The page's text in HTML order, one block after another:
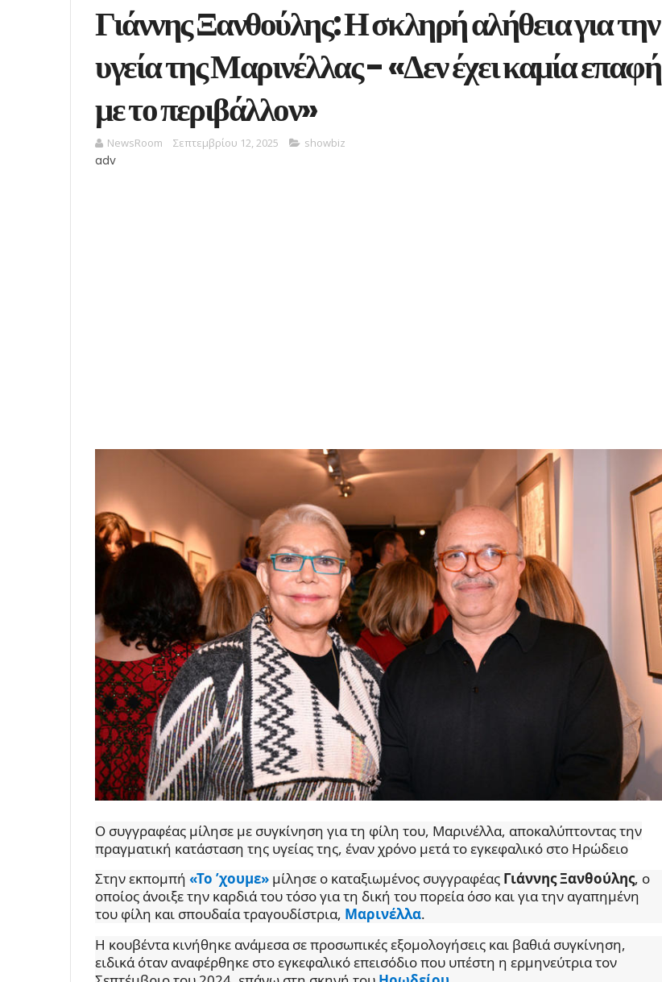
Γιάννης Ξανθούλης: Η σκληρή αλήθεια για την
υγεία της Μαρινέλλας - «Δεν έχει καμία επαφή
με το περιβάλλον»
NewsRoom Σεπτεμβρίου 12, 2025 showbiz
adv
Ο συγγραφέας μίλησε με συγκίνηση για τη φίλη του, Μαρινέλλα, αποκαλύπτοντας την
πραγματική κατάσταση της υγείας της, έναν χρόνο μετά το εγκεφαλικό στο Ηρώδειο
Στην εκπομπή «Το ’χουμε» μίλησε ο καταξιωμένος συγγραφέας Γιάννης Ξανθούλης, ο
οποίος άνοιξε την καρδιά του τόσο για τη δική του πορεία όσο και για την αγαπημένη
του φίλη και σπουδαία τραγουδίστρια, Μαρινέλλα.
Η κουβέντα κινήθηκε ανάμεσα σε προσωπικές εξομολογήσεις και βαθιά συγκίνηση,
ειδικά όταν αναφέρθηκε στο εγκεφαλικό επεισόδιο που υπέστη η ερμηνεύτρια τον